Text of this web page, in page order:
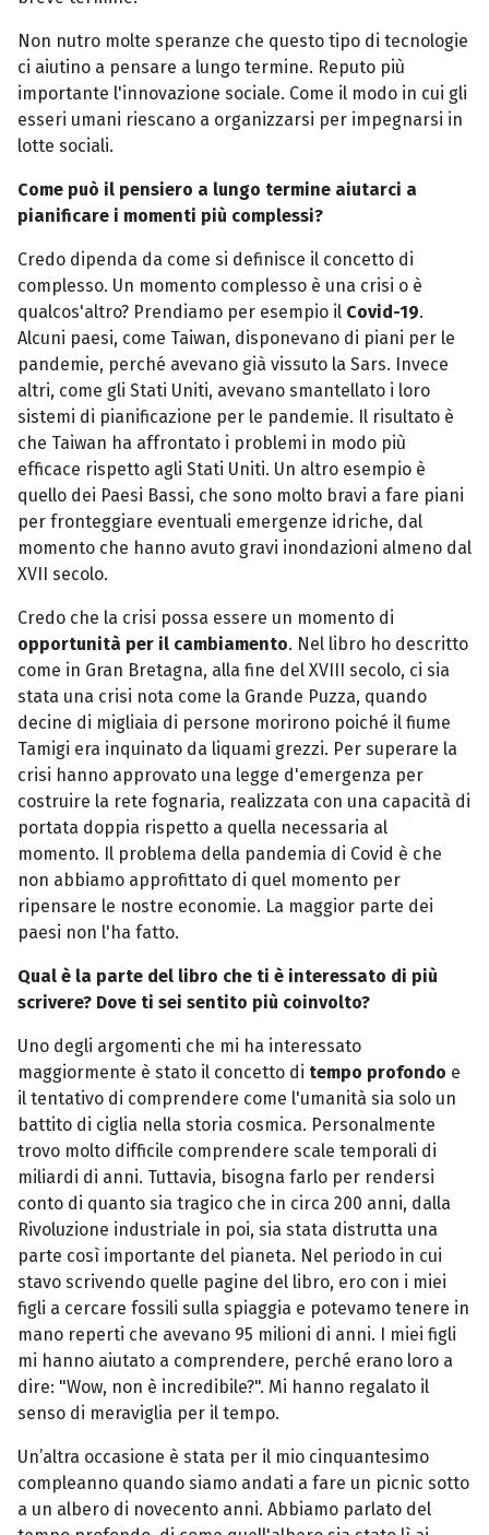
Non nutro molte speranze che questo tipo di tecnologie
ci aiutino a pensare a lungo termine. Reputo più
importante l'innovazione sociale. Come il modo in cui gli
esseri umani riescano a organizzarsi per impegnarsi in
lotte sociali.
Come può il pensiero a lungo termine aiutarci a
pianificare i momenti più complessi?
Credo dipenda da come si definisce il concetto di
complesso. Un momento complesso è una crisi o è
qualcos'altro? Prendiamo per esempio il Covid-19.
Alcuni paesi, come Taiwan, disponevano di piani per le
pandemie, perché avevano già vissuto la Sars. Invece
altri, come gli Stati Uniti, avevano smantellato i loro
sistemi di pianificazione per le pandemie. Il risultato è
che Taiwan ha affrontato i problemi in modo più
efficace rispetto agli Stati Uniti. Un altro esempio è
quello dei Paesi Bassi, che sono molto bravi a fare piani
per fronteggiare eventuali emergenze idriche, dal
momento che hanno avuto gravi inondazioni almeno dal
XVII secolo.
Credo che la crisi possa essere un momento di
opportunità per il cambiamento. Nel libro ho descritto
come in Gran Bretagna, alla fine del XVIII secolo, ci sia
stata una crisi nota come la Grande Puzza, quando
decine di migliaia di persone morirono poiché il fiume
Tamigi era inquinato da liquami grezzi. Per superare la
crisi hanno approvato una legge d'emergenza per
costruire la rete fognaria, realizzata con una capacità di
portata doppia rispetto a quella necessaria al
momento. Il problema della pandemia di Covid è che
non abbiamo approfittato di quel momento per
ripensare le nostre economie. La maggior parte dei
paesi non l'ha fatto.
Qual è la parte del libro che ti è interessato di più
scrivere? Dove ti sei sentito più coinvolto?
Uno degli argomenti che mi ha interessato
maggiormente è stato il concetto di tempo profondo e
il tentativo di comprendere come l'umanità sia solo un
battito di ciglia nella storia cosmica. Personalmente
trovo molto difficile comprendere scale temporali di
miliardi di anni. Tuttavia, bisogna farlo per rendersi
conto di quanto sia tragico che in circa 200 anni, dalla
Rivoluzione industriale in poi, sia stata distrutta una
parte così importante del pianeta. Nel periodo in cui
stavo scrivendo quelle pagine del libro, ero con i miei
figli a cercare fossili sulla spiaggia e potevamo tenere in
mano reperti che avevano 95 milioni di anni. I miei figli
mi hanno aiutato a comprendere, perché erano loro a
dire: "Wow, non è incredibile?". Mi hanno regalato il
senso di meraviglia per il tempo.
Un’altra occasione è stata per il mio cinquantesimo
compleanno quando siamo andati a fare un picnic sotto
a un albero di novecento anni. Abbiamo parlato del